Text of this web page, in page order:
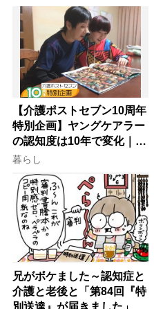
【介護ポストセブン10周年
特別企画】ヤングケアラー
の認知度は10年で変化｜流
行語大賞にノミネート、法
律にも明記されたが果たし
て現在は？
暮らし
兄がボケました～認知症と
介護と老後と「第84回『特